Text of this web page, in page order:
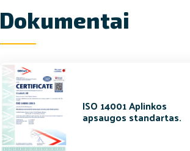
Dokumentai
ISO 14001 Aplinkos
apsaugos standartas.